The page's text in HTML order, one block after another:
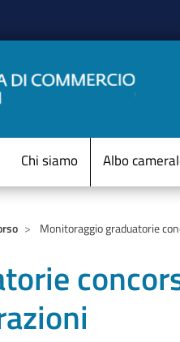
Chi siamo Albo
Monitoraggio graduatorie